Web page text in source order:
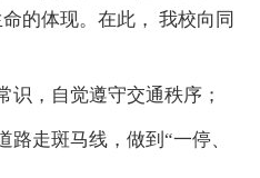
的体现。在此， 我校向同
识，自觉遵守交通秩序；
路走斑马线，做到“一停、